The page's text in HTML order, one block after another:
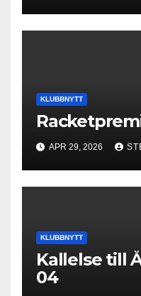
KLUBBNYTT
APR 29, 2026
KLUBBNYTT
Kallelse till
04